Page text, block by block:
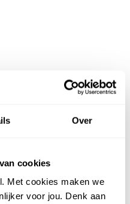
Over
cookies
Met cookies maken we
voor jou. Denk aan